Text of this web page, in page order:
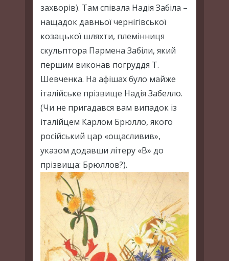
захворів). Там співала Надія Забіла –
нащадок давньої чернігівської
козацької шляхти, племінниця
скульптора Пармена Забіли, який
першим виконав погруддя Т.
Шевченка. На афішах було майже
італійське прізвище Надія Забелло.
(Чи не пригадався вам випадок із
італійцем Карлом Брюлло, якого
російський цар «ощасливив»,
указом додавши літеру «В» до
прізвища: Брюллов?).